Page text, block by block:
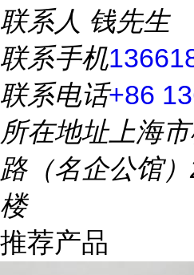
联系人 钱先生
联系手机
联系电话+86
所在地址上海
路（名企公馆
楼
推荐产品